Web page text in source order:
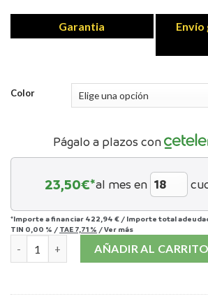
Garantia
Color
Págalo a plazos con
23,50€*al mes en
*Importe a financiar 422,94 € / Importe total
TIN 0,00 % / TAE 7,71 % /Ver más
PSB ALPHA P5 cantidadAÑADIR AL CARRITO